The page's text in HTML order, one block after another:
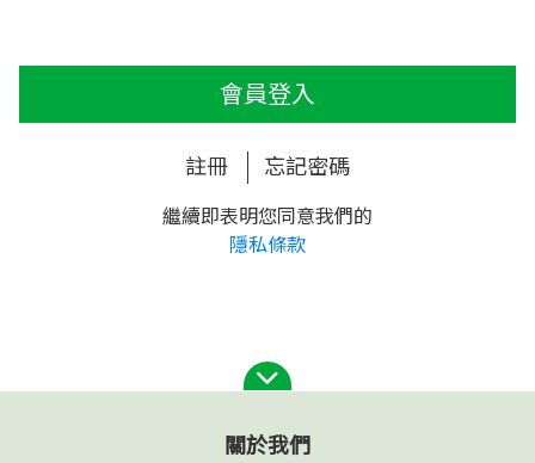
會員登入
註冊 忘記密碼
繼續即表明您同意我們的
隱私條款
關於我們